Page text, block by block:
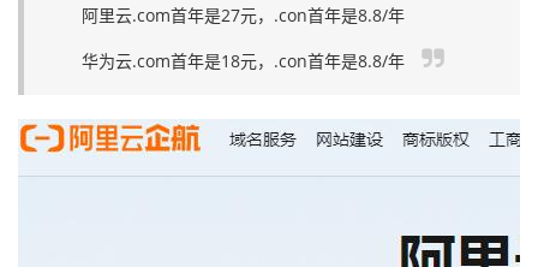
阿里云.com首年是27元，.con首年是8.8/年
华为云.com首年是18元，.con首年是8.8/年